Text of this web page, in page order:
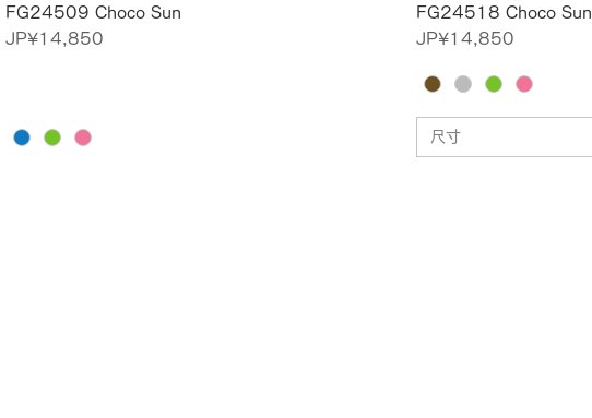
FG24509 Choco Sun
價格
JP¥14,850
FG24518 Choco Sun
價格
JP¥14,850
尺寸